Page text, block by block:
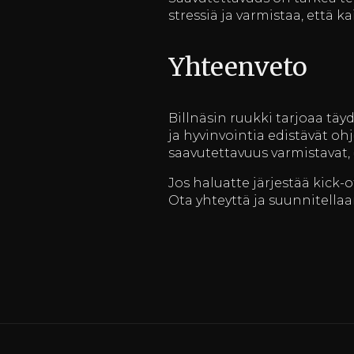
stressiä ja varmistaa, että
Yhteenveto
Billnäsin ruukki tarjoaa
ja hyvinvointia edistävät
saavutettavuus
Jos haluatte järjestää kick-
Ota yhteyttä ja